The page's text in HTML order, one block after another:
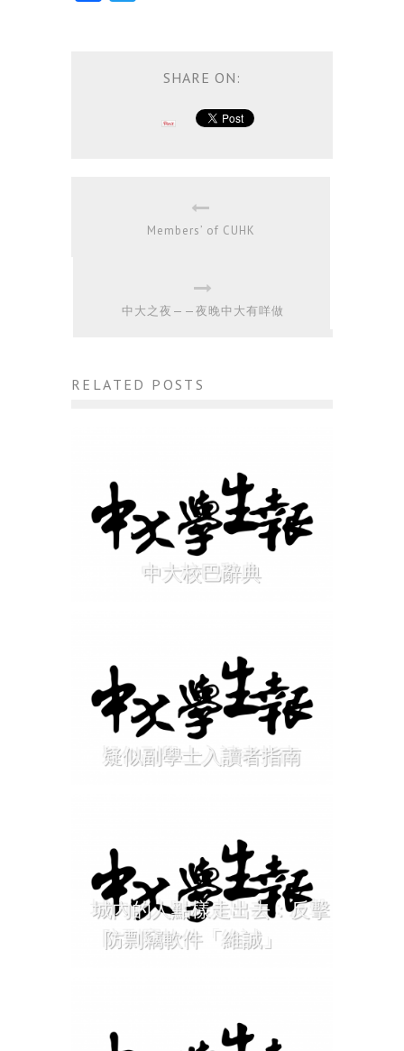
SHARE ON:
Members’ of CUHK
中大之夜——夜晚中大有咩做
RELATED POSTS
中大校巴辭典
疑似副學士入讀者指南
城內的人點樣走出去：反擊
防剽竊軟件「維誠」